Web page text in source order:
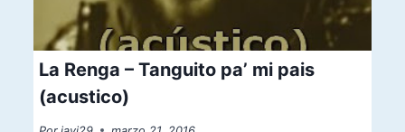
La Renga – Tanguito pa’ mi pais
(acustico)